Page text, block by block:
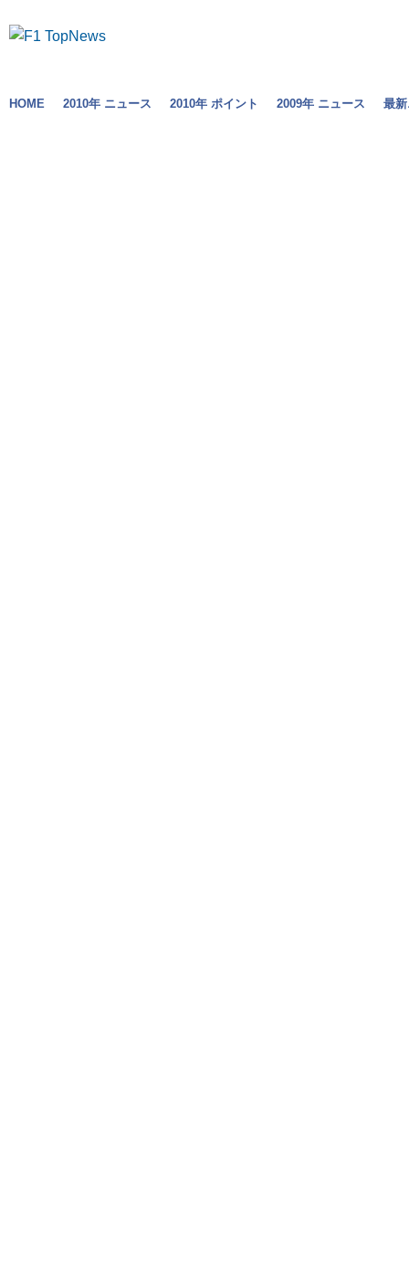
HOME 2010年 ニュース 2010年 ポイント 2009年 ニュース 最